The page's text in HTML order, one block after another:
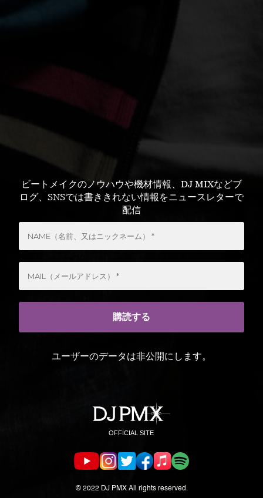
ビートメイクのノウハウや機材情報、DJ MIXなどブ
ログ、SNSでは書ききれない情報をニュースレターで
配信
ユーザーのデータは非公開にします。
© 2022 DJ PMX All rights reserved.